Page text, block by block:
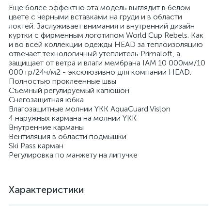
Еще более эффектно эта модель выглядит в белом
цвете с черными вставками на груди и в области
локтей. Заслуживает внимания и внутренний дизайн
куртки с фирменным логотипом World Cup Rebels. Как
и во всей коллекции одежды HEAD за теплоизоляцию
отвечает технологичный утеплитель Primaloft, а
защищает от ветра и влаги мембрана IAM 10 000мм/10
000 гр/24ч/м2 - эксклюзивно для компании HEAD.
Полностью проклеенные швы
Съемный регулируемый капюшон
Снегозащитная юбка
Влагозащитные молнии YKK AquaCuard Vislon
4 наружных кармана на молнии YKK
Внутренние карманы
Вентиляция в области подмышки
Ski Pass карман
Регулировка по манжету на липучке
Характеристики